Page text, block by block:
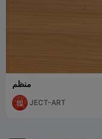
منظم
JECT-ART